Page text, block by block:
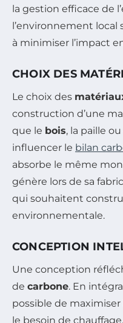
la gestion efficace de
l’environnement local
à minimiser l’impact
CHOIX DES
Le choix des
construction d’une
que le bois, la paille
influencer le bilan
absorbe le même
génère lors de sa
qui souhaitent
environnementale.
CONCEPTION
Une conception
de carbone. En
possible de
le besoin de